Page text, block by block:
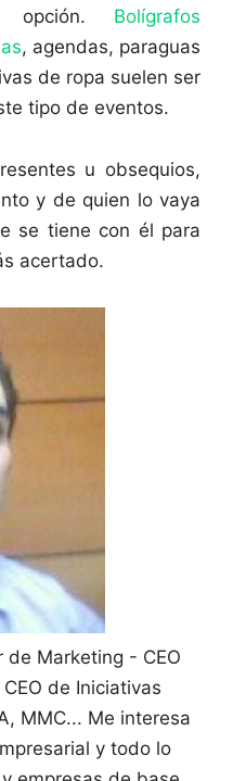
opción. Bolígrafos
, agendas, paraguas
de ropa suelen ser
tipo de eventos.
u obsequios,
y de quien lo vaya
se tiene con él para
acertado.
de Marketing - CEO
de Iniciativas
MMC... Me interesa
y todo lo